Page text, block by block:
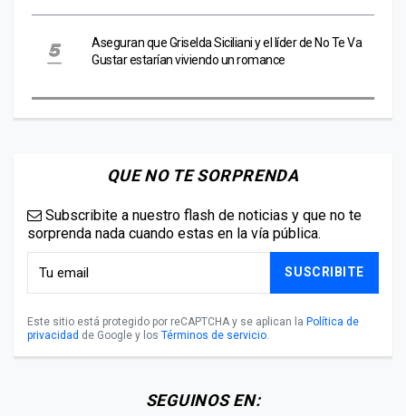
Aseguran que Griselda Siciliani y el líder de No Te Va
Gustar estarían viviendo un romance
QUE NO TE SORPRENDA
Subscribite a nuestro flash de noticias y que no te
sorprenda nada cuando estas en la vía pública.
SUSCRIBITE
Este sitio está protegido por reCAPTCHA y se aplican la Política de
privacidad de Google y los Términos de servicio.
SEGUINOS EN: